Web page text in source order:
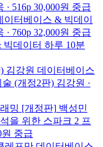
· 516p 30,000원 중급
이터베이스 & 빅데이
· 760p 32,000원 중급
데이터 하루 10분
김강원 데이터베이스
(개정2판) 김강원 ·
밍 [개정판] 백성민
을 위한 스파크 2 프
중급